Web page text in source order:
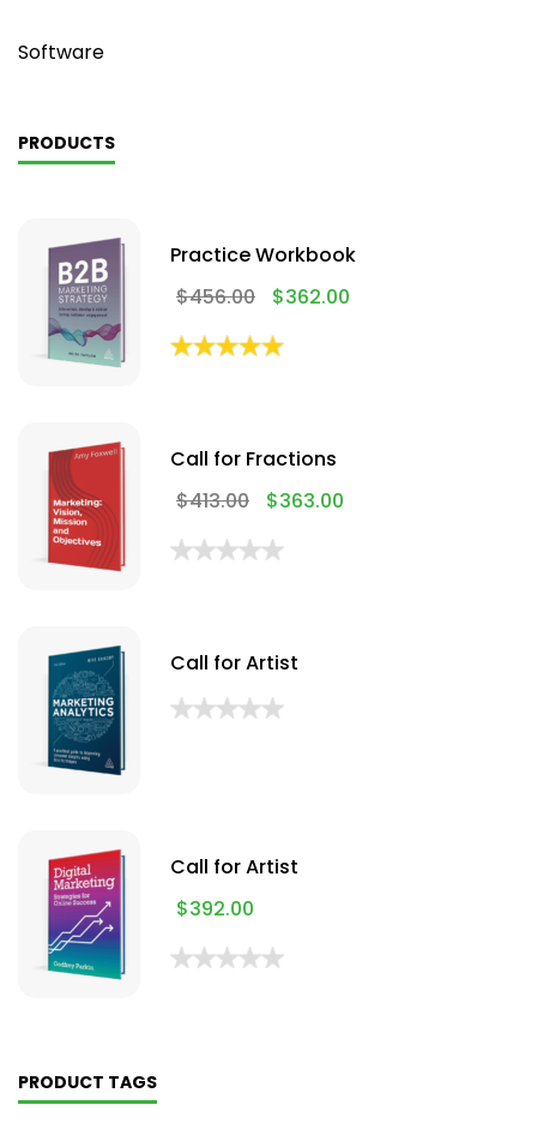
Software
PRODUCTS
Practice Workbook
$456.00 $362.00
Call for Fractions
$413.00 $363.00
Call for Artist
Call for Artist
$392.00
PRODUCT TAGS